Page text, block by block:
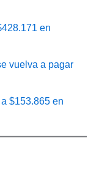
en
vuelva a pagar
$153.865 en